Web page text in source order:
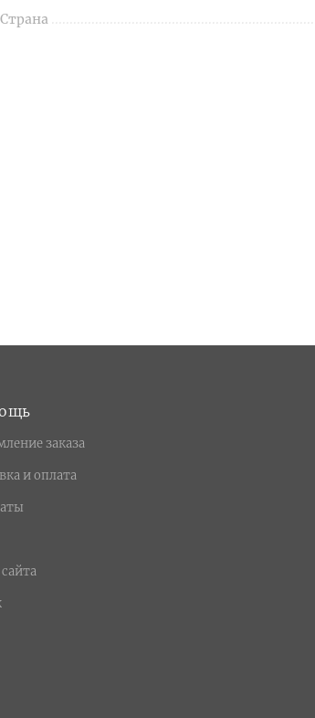
Страна
заказа
и оплата